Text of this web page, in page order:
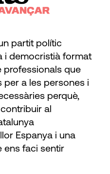
partit polític
i democristià format
professionals que
per a les persones i
perquè,
al
Espanya i una
ens faci sentir